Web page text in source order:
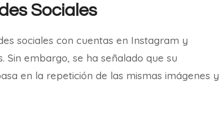
Sociales
sociales con cuentas en Instagram y
embargo, se ha señalado que su
en la repetición de las mismas imágenes y